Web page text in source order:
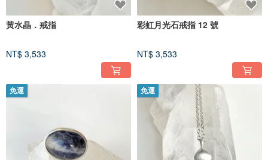
黃水晶．戒指
NT$ 3,533
彩虹月光石戒指 12 號
NT$ 3,533
免運 免運